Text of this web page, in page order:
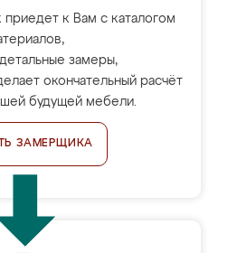
к Вам с каталогом
замеры,
окончательный расчёт
будущей мебели.
ЗАМЕРЩИКА